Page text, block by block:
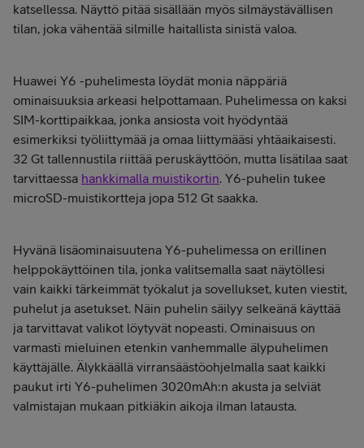
katsellessa. Näyttö pitää sisällään myös silmäystävällisen
tilan, joka vähentää silmille haitallista sinistä valoa.
Huawei Y6 -puhelimesta löydät monia näppäriä
ominaisuuksia arkeasi helpottamaan. Puhelimessa on kaksi
SIM-korttipaikkaa, jonka ansiosta voit hyödyntää
esimerkiksi työliittymää ja omaa liittymääsi yhtäaikaisesti.
32 Gt tallennustila riittää peruskäyttöön, mutta lisätilaa saat
tarvittaessa hankkimalla muistikortin. Y6-puhelin tukee
microSD-muistikortteja jopa 512 Gt saakka.
Hyvänä lisäominaisuutena Y6-puhelimessa on erillinen
helppokäyttöinen tila, jonka valitsemalla saat näytöllesi
vain kaikki tärkeimmät työkalut ja sovellukset, kuten viestit,
puhelut ja asetukset. Näin puhelin säilyy selkeänä käyttää
ja tarvittavat valikot löytyvät nopeasti. Ominaisuus on
varmasti mieluinen etenkin vanhemmalle älypuhelimen
käyttäjälle. Älykkäällä virransäästöohjelmalla saat kaikki
paukut irti Y6-puhelimen 3020mAh:n akusta ja selviät
valmistajan mukaan pitkiäkin aikoja ilman latausta.